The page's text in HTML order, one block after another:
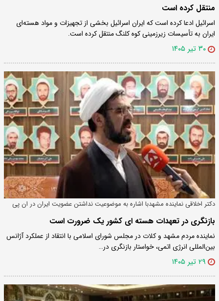
منتقل کرده است
اسرائیل ادعا کرده است که ایران اسرائیل بخشی از تجهیزات و مواد هسته‌ای
ایران به تأسیسات زیرزمینی کوه کلنگ منتقل کرده است.
۳۰ تیر ۱۴۰۵
دکتر اخلاقی نماینده مشهدبا اشاره به موضوعیت نداشتن عضویت ایران در ان پی
تی درشرایط کنونی:
بازنگری در تعهدات هسته ای کشور یک ضرورت است
نماینده مردم مشهد و کلات در مجلس شورای اسلامی با انتقاد از عملکرد آژانس
بین‌المللی انرژی اتمی، خواستار بازنگری در…
۲۹ تیر ۱۴۰۵